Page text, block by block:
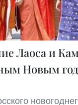
Лаоса и
Новым